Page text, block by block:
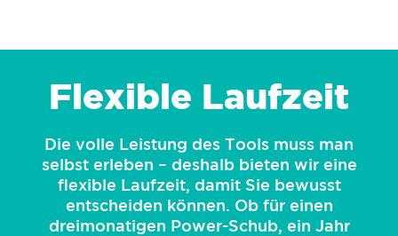
Flexible Laufzeit
Die volle Leistung des Tools muss man
selbst erleben – deshalb bieten wir eine
flexible Laufzeit, damit Sie bewusst
entscheiden können. Ob für einen
dreimonatigen Power-Schub, ein Jahr